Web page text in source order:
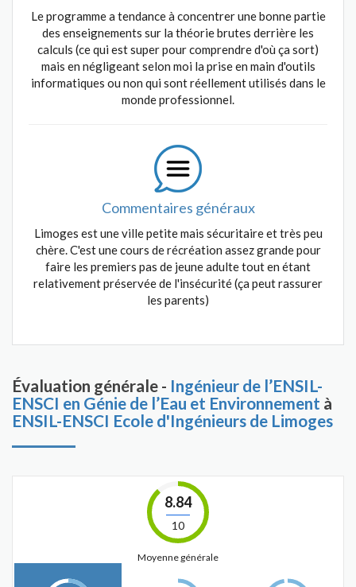
Le programme a tendance à concentrer une bonne partie
des enseignements sur la théorie brutes derrière les
calculs (ce qui est super pour comprendre d'où ça sort)
mais en négligeant selon moi la prise en main d'outils
informatiques ou non qui sont réellement utilisés dans le
monde professionnel.
Commentaires généraux
Limoges est une ville petite mais sécuritaire et très peu
chère. C'est une cours de récréation assez grande pour
faire les premiers pas de jeune adulte tout en étant
relativement préservée de l'insécurité (ça peut rassurer
les parents)
Évaluation générale - Ingénieur de l’ENSIL-
ENSCI en Génie de l’Eau et Environnement à
ENSIL-ENSCI Ecole d'Ingénieurs de Limoges
8.84
10
Moyenne générale